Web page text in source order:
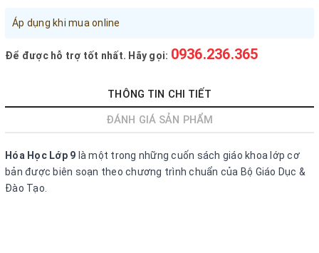
Đăng nhập tài khoản
0936.236.365-090.215.9818
vanphongphamhaigiang@gmail.com
Áp dụng khi mua online
Để được hỗ trợ tốt nhất. Hãy gọi: 0936.236.365
THÔNG TIN CHI TIẾT
ĐÁNH GIÁ SẢN PHẨM
Hóa Học Lớp 9 là một trong những cuốn sách giáo khoa lớp cơ
bản được biên soạn theo chương trình chuẩn của Bộ Giáo Dục &
Đào Tạo.